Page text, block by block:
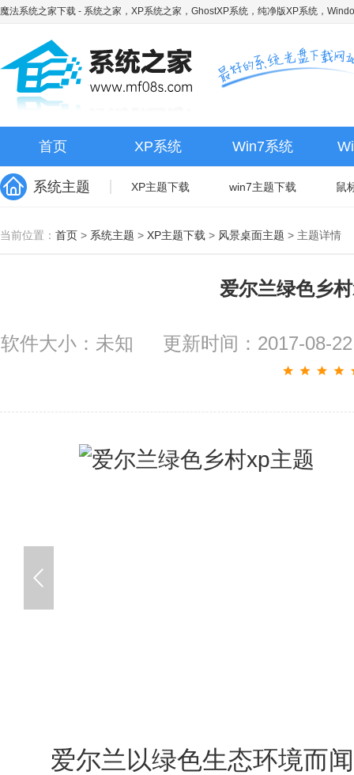
魔法系统之家下载 - 系统之家，XP系统之家，GhostXP系统，纯净版XP系统，
首页 XP系统 Win7系统
系统主题 XP主题下载 win7主题下载 鼠
当前位置： 首页 > 系统主题 > XP主题下载 > 风景桌面主题 > 主题详情
爱尔兰绿色乡
软件大小：未知 更新时间：2017-08-22
爱尔兰以绿色生态环境而闻